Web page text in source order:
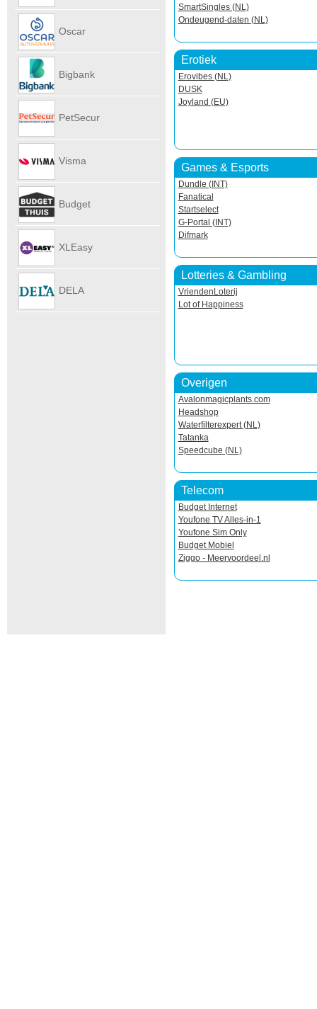
SmartSingles (NL)
Ondeugend-daten (NL)
Erotiek
Erovibes (NL)
DUSK
Joyland (EU)
Games & Esports
Dundle (INT)
Fanatical
Startselect
G-Portal (INT)
Difmark
Lotteries & Gambling
VriendenLoterij
Lot of Happiness
Overigen
Avalonmagicplants.com
Headshop
Waterfilterexpert (NL)
Tatanka
Speedcube (NL)
Telecom
Budget Internet
Youfone TV Alles-in-1
Youfone Sim Only
Budget Mobiel
Ziggo - Meervoordeel.nl
Oscar
Bigbank
PetSecur
Visma
Budget
XLEasy
DELA